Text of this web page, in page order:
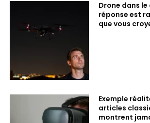
Drone dans
réponse est
que vous
Exemple
articles
montrent